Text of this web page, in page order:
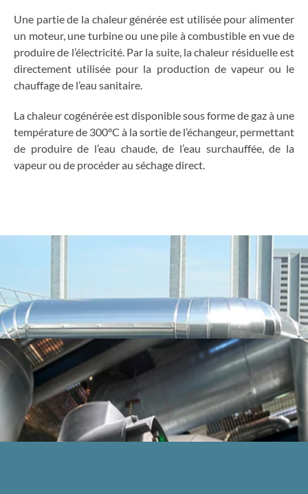
Une partie de la chaleur générée est utilisée pour alimenter
un moteur, une turbine ou une pile à combustible en vue de
produire de l’électricité. Par la suite, la chaleur résiduelle est
directement utilisée pour la production de vapeur ou le
chauffage de l’eau sanitaire.
La chaleur cogénérée est disponible sous forme de gaz à une
température de 300°C à la sortie de l’échangeur, permettant
de produire de l’eau chaude, de l’eau surchauffée, de la
vapeur ou de procéder au séchage direct.